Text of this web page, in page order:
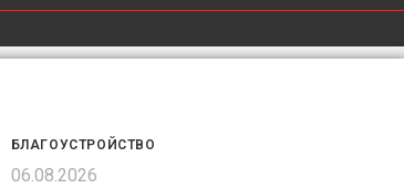
БЛАГОУСТРОЙСТВО
06.08.2026